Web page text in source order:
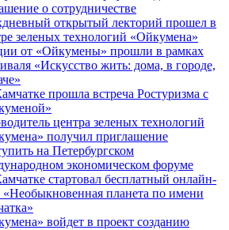
о сотрудничестве
открытый лекторий прошел в
зеленых технологий «Ойкумена»
от «Ойкумены» прошли в рамках
«Искусство жить: дома, в городе,
прошла встреча Ростуризма с
центра зеленых технологий
получил приглашение
на Петербургском
экономическом форуме
стартовал бесплатный онлайн-
«Необыкновенная планета по имени
войдет в проект созданию